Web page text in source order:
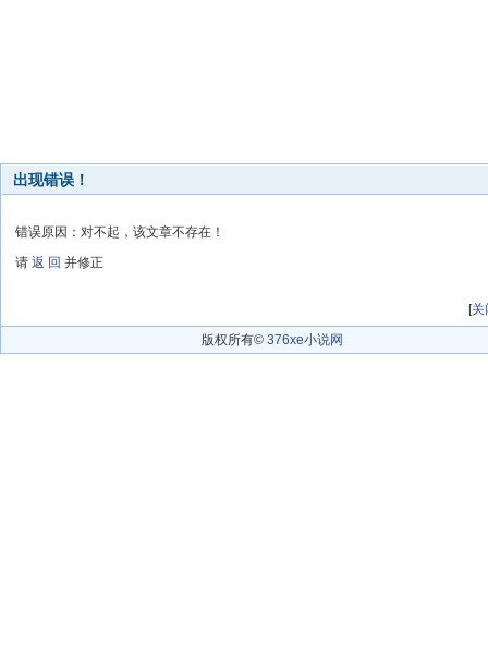
出现错误！
错误原因：对不起，该文章不存在！
请 返 回 并修正
[关
版权所有© 376xe小说网